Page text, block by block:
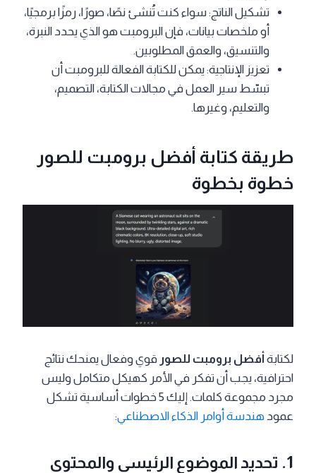
تشكيل الناتج: سواء كنت تُنشئ نصًا، صورًا، رمزًا برمجيًا،
أو ملخصات بيانات، فإن البرومبت هو الذي يحدد النبرة،
والتنسيق، والعمق المطلوبين.
تعزيز الإنتاجية: يمكن للكتابة الفعالة للبرومبت أن
تبسّط سير العمل في مجالات الكتابة، التصميم،
والتعليم، وغيرها.
طريقة كتابة أفضل برومبت للصور
خطوة بخطوة
لكتابة أفضل برومبت للصور قوي وفعال يمنحك نتائج
احترافية، يجب أن تفكر في الأمر كهيكل متكامل وليس
مجرد مجموعة كلمات. إليك 5 خطوات أساسية تشكل
عمود هندسة أوامر الذكاء الاصطناعي:
1. تحديد الموضوع الرئيسي والمحتوى